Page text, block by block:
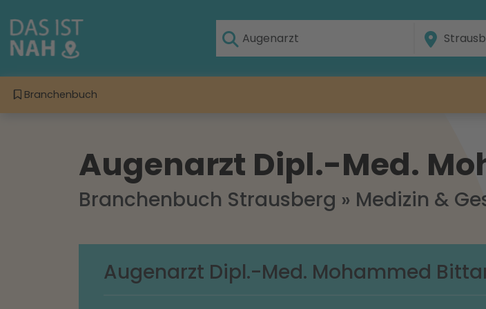
Branchenbuch
Augenarzt Dipl.-Med.
Branchenbuch Strausberg » Medizin &
Augenarzt Dipl.-Med. Mohammed